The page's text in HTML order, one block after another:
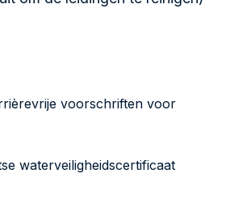
voorschriften voor
waterveiligheidscertificaat